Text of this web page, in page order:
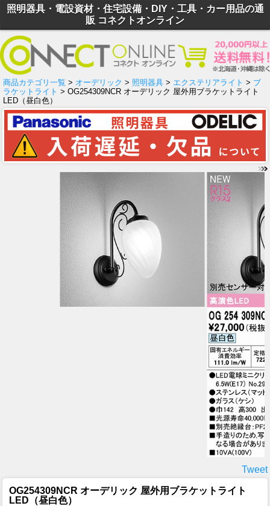
照明器具・電設資材・住宅設備・DIY・工具・カー用品の通
販 コネクトオンライン
商品カテゴリ一覧 > オーデリック > 照明器具 > エクステリアライト > ブ
ラケットライト > OG254309NCR オーデリック 屋外用ブラケットライト
LED（昼白色）
Tweet
OG254309NCR オーデリック 屋外用ブラケットライト
LED（昼白色）